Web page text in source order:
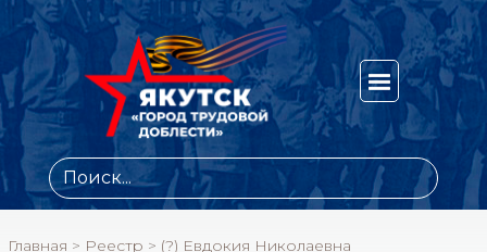
Главная > Реестр > (?) Евдокия Николаевна